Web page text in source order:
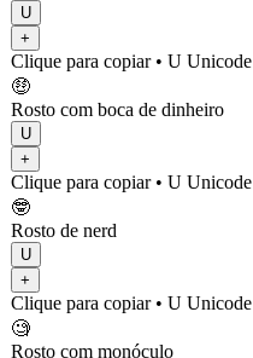
U
+
Clique para copiar• U Unicode
🤑
Rosto com boca de dinheiro
U
+
Clique para copiar• U Unicode
🤓
Rosto de nerd
U
+
Clique para copiar• U Unicode
🧐
Rosto com monóculo